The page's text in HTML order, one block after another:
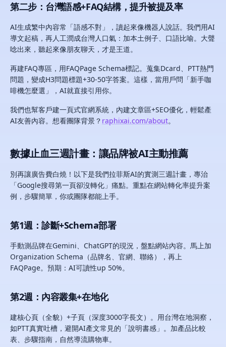
第二步：台灣語感+FAQ結構，提升被提及率
AI生成繁中內容常「語感不對」，讀起來像機器人說話。我們用AI
導文起稿，再人工潤成台灣人口氣：加本土例子、口語比喻。大聲
唸出來，聽起來像朋友聊天，才是王道。
再建FAQ專區，用FAQPage Schema標記。蒐集Dcard、PTT熱門
問題，變成H3問題標題+30-50字答案。這樣，當用戶問「新手咖
啡機怎麼選」，AI就直接引用你。
我們也幫客戶建一頁式官網系統，內建文章區+SEO優化，輕鬆產
AI友善內容。想看團隊背景？ raphixai.com/about。
數據止血三週計畫：讓品牌被AI主動推薦
別再讓廣告費白燒！以下是我們拉菲斯AI的實測三週計畫，專治
「Google搜尋第一頁卻沒轉化」痛點。重點在網站轉化率提升案
例，步驟簡單，你或團隊都能上手。
第1週：診斷+Schema部署
手動測品牌在Gemini、ChatGPT的現況，盤點網站內容。馬上加
Organization Schema（品牌名、官網、聯絡），再上
FAQPage。預期：AI可讀性up 50%。
第2週：內容叢集+在地化
建核心頁（全貌）+子頁（深度3000字長文）。用台灣在地洞察，
如PTT真實吐槽，避開AI產文常見的「說明書感」。加產品比較
表、步驟指南，自然導流購物車。